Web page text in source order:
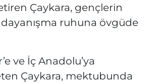
Çaykara, gençlerin
ruhuna övgüde
ve İç Anadolu’ya
Çaykara, mektubunda